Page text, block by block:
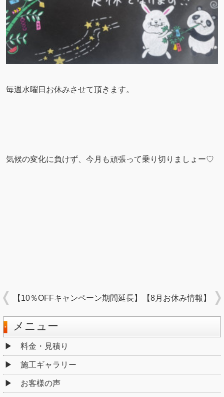
毎週水曜日お休みさせて頂きます。
気候の変化に負けず、今月も頑張って乗り切りましょー♡
【10％OFFキャンペーン期間延長】 【8月お休み情報】
メニュー
料金・見積り
施工ギャラリー
お客様の声